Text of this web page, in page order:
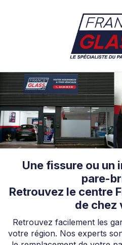
Une fissure ou un
pare-
Retrouvez le centre
de chez
Retrouvez facilement les
votre région. Nos experts